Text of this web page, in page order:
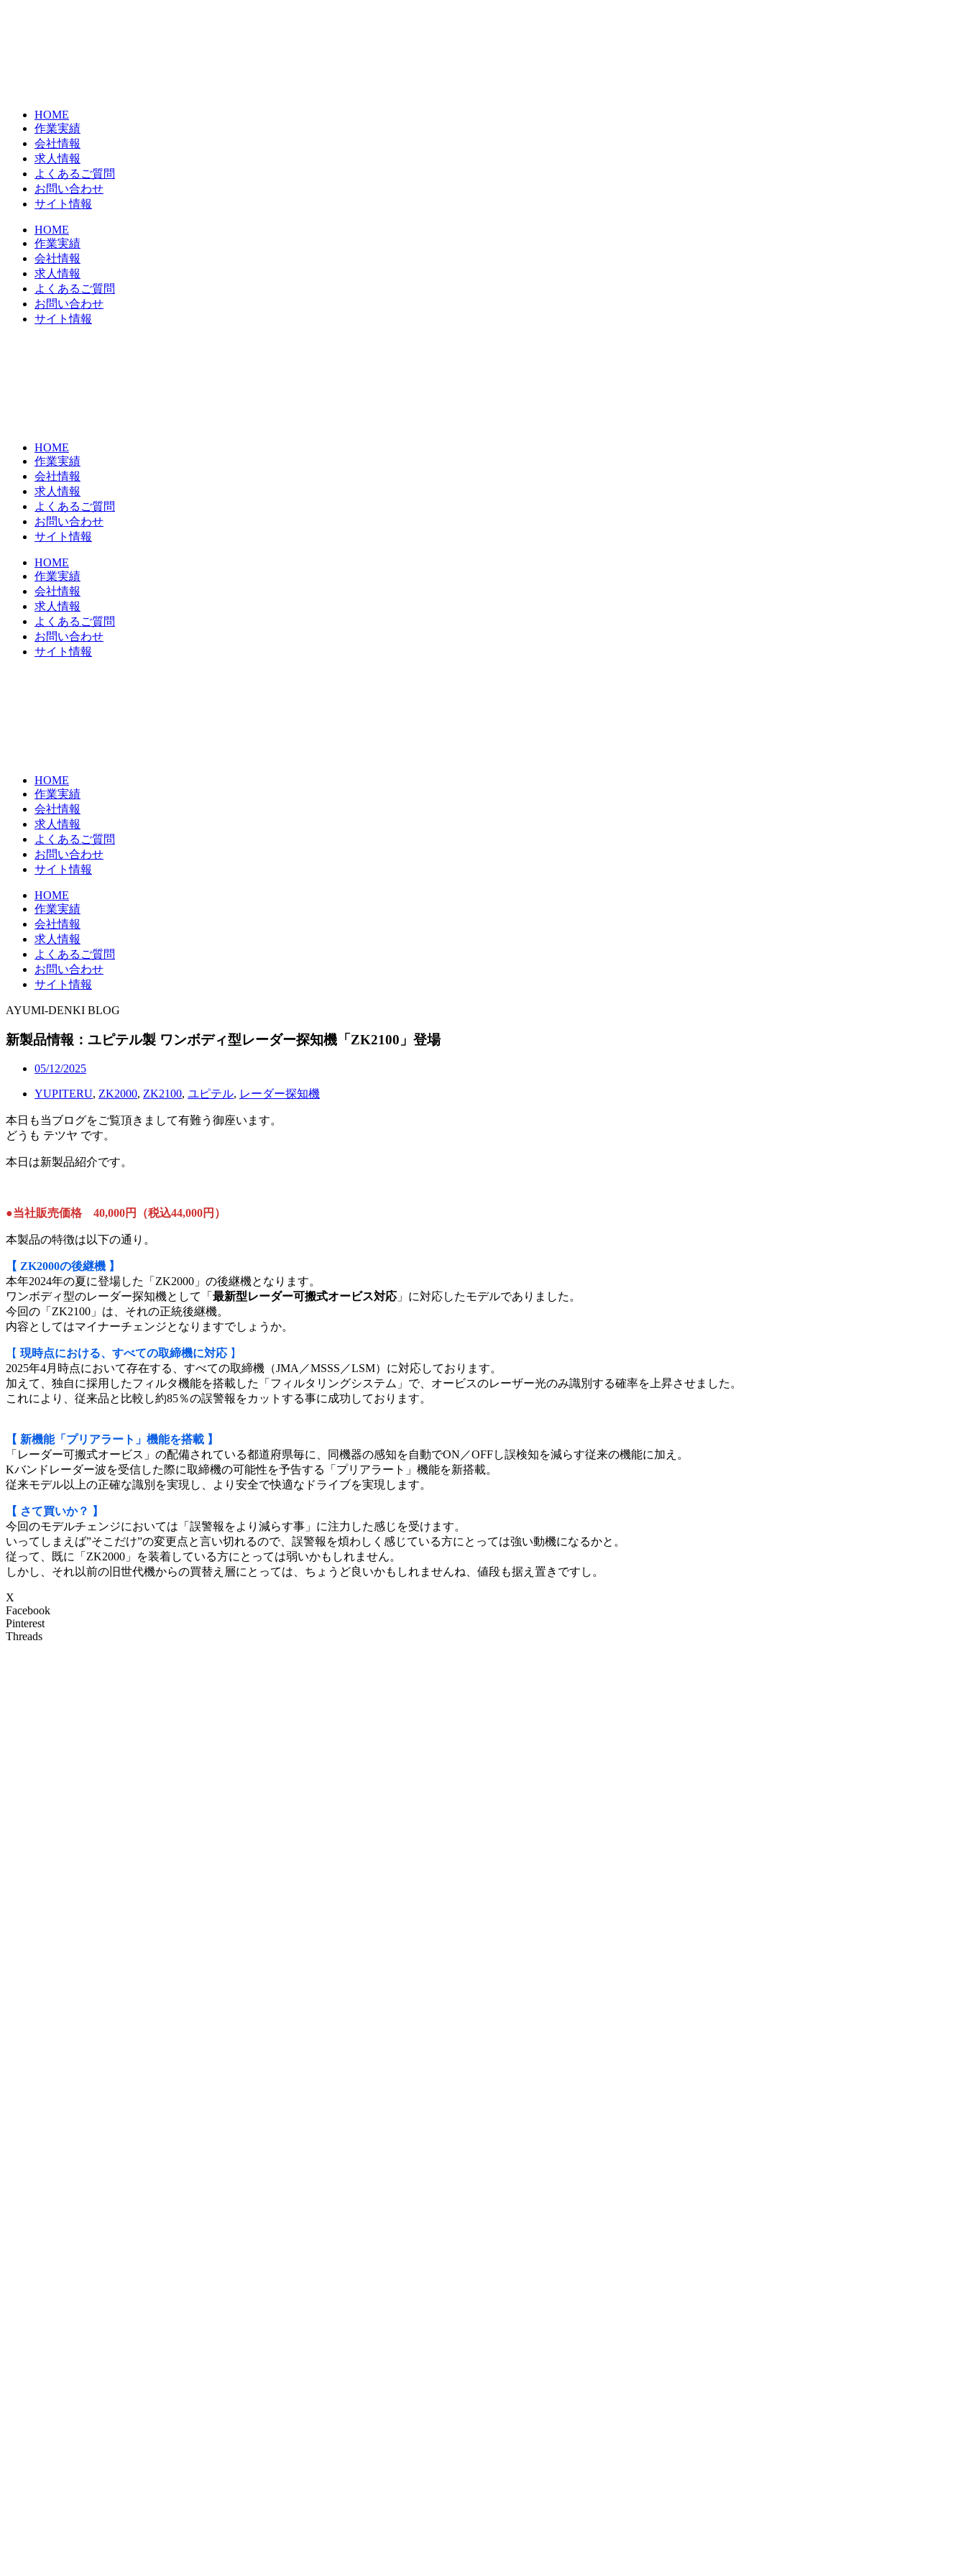
HOME
作業実績
会社情報
求人情報
よくあるご質問
お問い合わせ
サイト情報
HOME
作業実績
会社情報
求人情報
よくあるご質問
お問い合わせ
サイト情報
HOME
作業実績
会社情報
求人情報
よくあるご質問
お問い合わせ
サイト情報
HOME
作業実績
会社情報
求人情報
よくあるご質問
お問い合わせ
サイト情報
HOME
作業実績
会社情報
求人情報
よくあるご質問
お問い合わせ
サイト情報
HOME
作業実績
会社情報
求人情報
よくあるご質問
お問い合わせ
サイト情報
AYUMI-DENKI BLOG
新製品情報：ユピテル製 ワンボディ型レーダー探知機「ZK2100」登場
05/12/2025
YUPITERU, ZK2000, ZK2100, ユピテル, レーダー探知機
本日も当ブログをご覧頂きまして有難う御座います。
どうも テツヤ です。
本日は新製品紹介です。
●当社販売価格 40,000円（税込44,000円）
本製品の特徴は以下の通り。
【 ZK2000の後継機 】
本年2024年の夏に登場した「ZK2000」の後継機となります。
ワンボディ型のレーダー探知機として「 最新型レーダー可搬式オービス対応 」に対応したモデルでありました。
今回の「ZK2100」は、それの正統後継機。
内容としてはマイナーチェンジとなりますでしょうか。
【 現時点における、すべての取締機に対応 】
2025年4月時点において存在する、すべての取締機（JMA／MSSS／LSM）に対応しております。
加えて、独自に採用したフィルタ機能を搭載した「フィルタリングシステム」で、オービスのレーザー光のみ識別する確率を上昇させました。
これにより、従来品と比較し約85％の誤警報をカットする事に成功しております。
【 新機能「プリアラート」機能を搭載 】
「レーダー可搬式オービス」の配備されている都道府県毎に、同機器の感知を自動でON／OFFし誤検知を減らす従来の機能に加え。
Kバンドレーダー波を受信した際に取締機の可能性を予告する「プリアラート」機能を新搭載。
従来モデル以上の正確な識別を実現し、より安全で快適なドライブを実現します。
【 さて買いか？ 】
今回のモデルチェンジにおいては「誤警報をより減らす事」に注力した感じを受けます。
いってしまえば”そこだけ”の変更点と言い切れるので、誤警報を煩わしく感じている方にとっては強い動機になるかと。
従って、既に「ZK2000」を装着している方にとっては弱いかもしれません。
しかし、それ以前の旧世代機からの買替え層にとっては、ちょうど良いかもしれませんね、値段も据え置きですし。
X
Facebook
Pinterest
Threads